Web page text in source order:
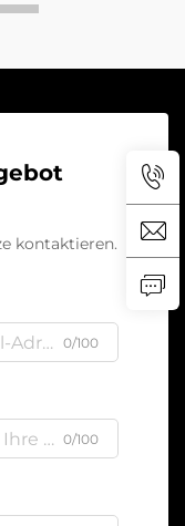
kontaktieren.
0/100
0/100